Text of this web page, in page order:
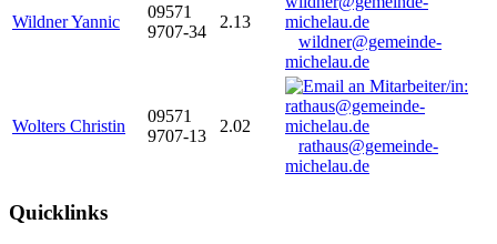
Wildner Yannic
09571
9707-34
2.13
wildner@gemeinde-
michelau.de
Wolters Christin
09571
9707-13
2.02
rathaus@gemeinde-
michelau.de
Quicklinks